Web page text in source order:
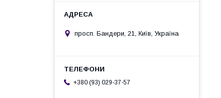
просп. Бандери, 21, Київ, Україна
+380 (93) 029-37-57